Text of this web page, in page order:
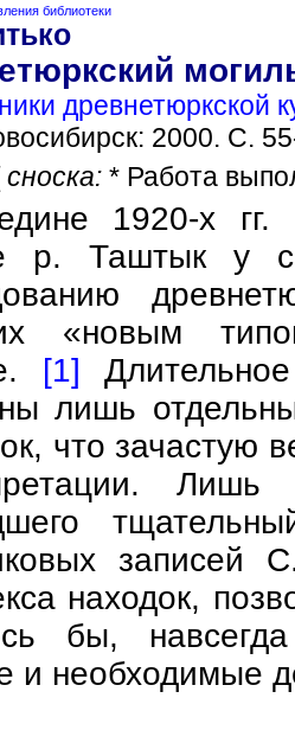
библиотеки
древнетюркской
2000. С.
сноска: * Работа
1920-х
р. Таштык у
«новым
[1]
лишь
что зачастую
записей
находок,
бы,
и необходимые